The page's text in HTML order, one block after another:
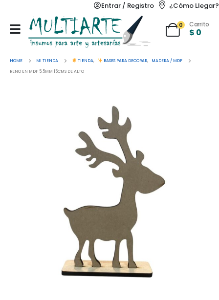
Entrar / Registro ¿Cómo Llegar?
0 Carrito
$ 0
HOME MI TIENDA TIENDA, BASES PARA DECORAR,
MADERA / MDF
RENO EN MDF 5.5MM 15CMS DE ALTO